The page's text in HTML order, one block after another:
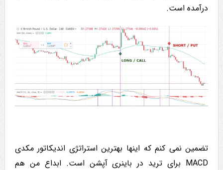
درآمده است.
تضمین نمی کنم که اینها بهترین استراتژی اندیکاتور مکدی
MACD برای ترید در باینری آپشن است. ابداع من هم